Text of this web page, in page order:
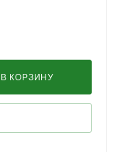
В КОРЗИНУ